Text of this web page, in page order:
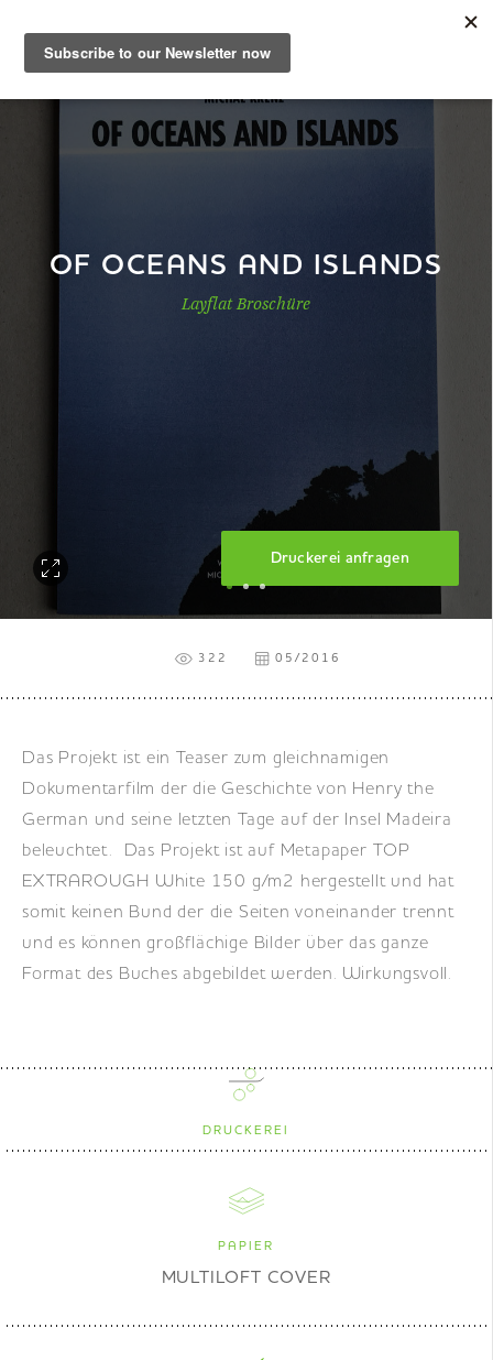
Druckerei anfragen
OF OCEANS AND ISLANDS
Layflat Broschüre
322 05/2016
Das Projekt ist ein Teaser zum gleichnamigen
Dokumentarfilm der die Geschichte von Henry the
German und seine letzten Tage auf der Insel Madeira
beleuchtet. Das Projekt ist auf Metapaper TOP
EXTRAROUGH White 150 g/m2 hergestellt und hat
somit keinen Bund der die Seiten voneinander trennt
und es können großflächige Bilder über das ganze
Format des Buches abgebildet werden. Wirkungsvoll.
DRUCKEREI
PAPIER
MULTILOFT COVER